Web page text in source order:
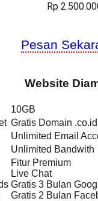
Rp
Pesan
Website
10GB
Gratis Domain
Unlimited Email
Unlimited Bandwith
Fitur Premium
Live Chat
Gratis 3 Bulan
Gratis 2 Bulan